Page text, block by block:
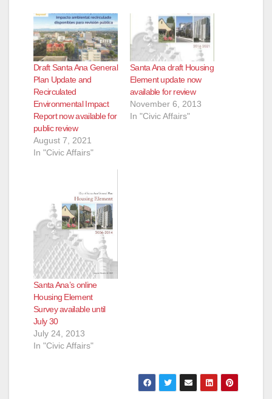
Draft Santa Ana General
Plan Update and
Recirculated
Environmental Impact
Report now available for
public review
August 7, 2021
In "Civic Affairs"
Santa Ana draft Housing
Element update now
available for review
November 6, 2013
In "Civic Affairs"
Santa Ana’s online
Housing Element
Survey available until
July 30
July 24, 2013
In "Civic Affairs"